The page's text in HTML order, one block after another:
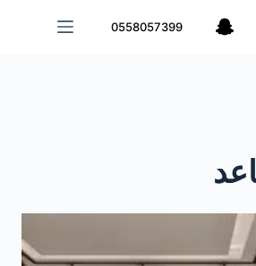
0558057399